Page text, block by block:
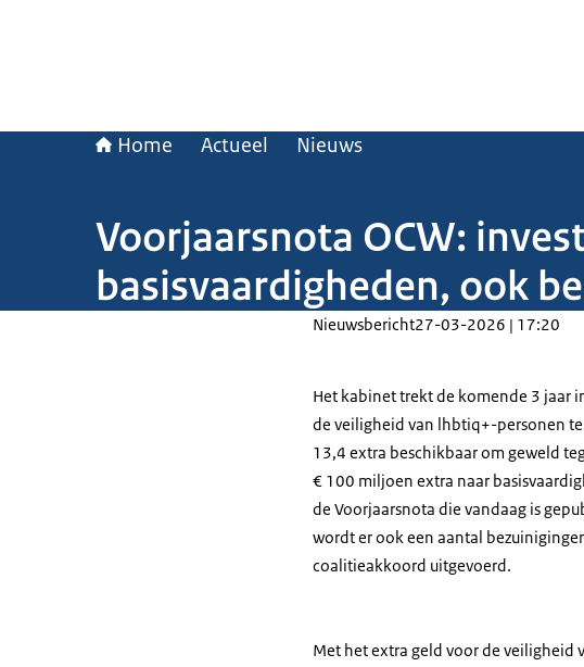
Home Actueel Nieuws
Voorjaarsnota OCW:
basisvaardigheden, ook
Nieuwsbericht27-03-2026 | 17:20
Het kabinet trekt de komende 3 jaar
de veiligheid van lhbtiq+-personen
13,4 extra beschikbaar om geweld
€ 100 miljoen extra naar
de Voorjaarsnota die vandaag is
wordt er ook een aantal
coalitieakkoord uitgevoerd.
Met het extra geld voor de